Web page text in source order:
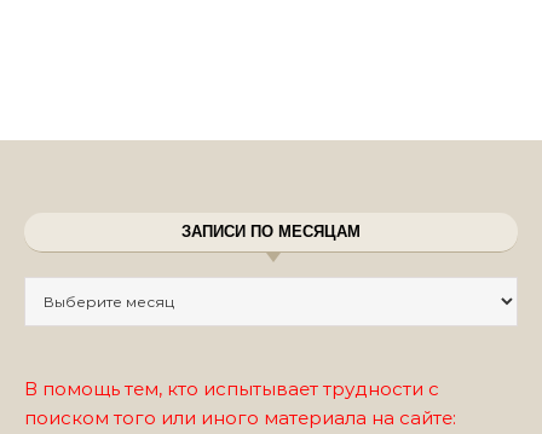
ЗАПИСИ ПО МЕСЯЦАМ
В помощь тем, кто испытывает трудности с
поиском того или иного материала на сайте: